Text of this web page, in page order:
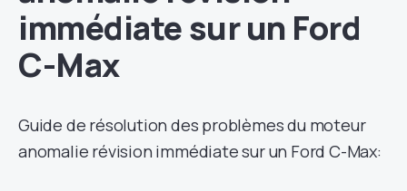
immédiate sur un Ford
C-Max
Guide de résolution des problèmes du moteur
anomalie révision immédiate sur un Ford C-Max: